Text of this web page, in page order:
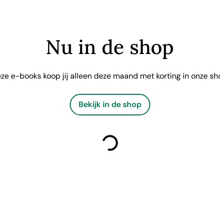
Nu in de shop
e-books koop jij alleen deze maand met korting in onze
Bekijk in de shop
laden